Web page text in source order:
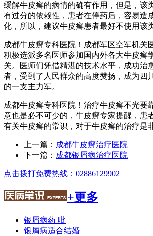
缓解牛皮癣的病情的确有作用，但是，该
有过分的依赖性，患者在停药后，容易造
化，所以，建议牛皮癣患者最好不使用该
成都牛皮癣专科医院！成都军区空军机关
积极选派多名医师参加国内外各大牛皮癣
关。医师们凭借精湛的技术水平，成功治
者，受到了人民群众的高度赞扬，成为四
的一支主力军。
成都牛皮癣专科医院！治疗牛皮癣不光要
意也是必不可少的，牛皮癣专家提醒，患
有关牛皮癣的常识，对于牛皮癣的治疗是
上一篇： 成都牛皮癣治疗医院
下一篇： 成都银屑病治疗医院
点击拨打免费热线：02886129902
+更多
银屑病药 吡
银屑病适合结婚